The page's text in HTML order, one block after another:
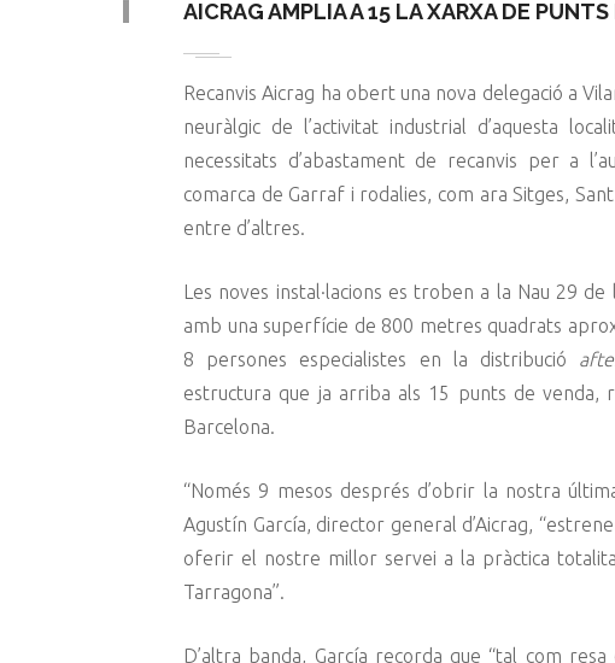
AICRAG AMPLIA A 15 LA XARXA DE
Recanvis Aicrag ha obert una nova delegació a
neuràlgic de l’activitat industrial d’aquesta
necessitats d’abastament de recanvis per a
comarca de Garraf i rodalies, com ara Sitges,
entre d’altres.
Les noves instal·lacions es troben a la Nau 29
amb una superfície de 800 metres quadrats
8 persones especialistes en la distribució
estructura que ja arriba als 15 punts de
Barcelona.
“Només 9 mesos després d’obrir la nostra
Agustín García, director general d’Aicrag,
oferir el nostre millor servei a la pràctica
Tarragona”.
D’altra banda, García recorda que “tal com